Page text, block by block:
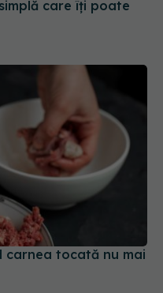
carnea tocată nu mai